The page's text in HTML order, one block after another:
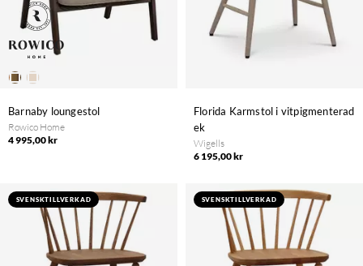
Barnaby loungestol
Rowico Home
4 995,00 kr
Florida Karmstol i vitpigmenterad
ek
Wigells
6 195,00 kr
SVENSKTILLVERKAD SVENSKTILLVERKAD